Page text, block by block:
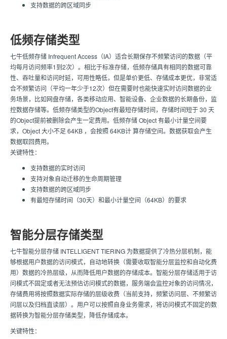
支持数据的跨区域同步
低频存储类型
七牛低频存储 Infrequent Access（IA）适合长期保存不频繁访问的数据（平
均每月访问频率1到2次）。相比于标准存储，低频存储具有相同的数据可靠
性、吞吐量和访问时延，可用性略低，但是单价更低、存储成本更优，非常适
合不频繁访问（平均一年少于12次）但在需要时也能快速实时访问数据的业
务场景，比如网盘存储，各类移动应用、智能设备、企业数据的长期备份，监
控数据存储等。低频存储类型的Object有最短存储时间，存储时间短于 30 天
的Object提前被删除会产生一定费用。低频存储 Object 有最小计量空间要
求，Object 大小不足 64KB ，会按照 64KB计 算存储空间。数据获取会产生
数据取回费用。
关键特性：
支持数据的实时访问
支持对象自动迁移的生命周期管理
支持数据的跨区域同步
有最短存储时间（30天）和最小计量空间（64KB）的要求
智能分层存储类型
七牛智能分层存储 INTELLIGENT TIERING 为数据提供了冷热分层机制，能
够根据用户数据的访问模式，自动地转换（需要收取智能分层监控和自动化费
用）数据的冷热层级，从而降低用户数据的存储成本。智能分层存储适用于访
问模式不固定或者无法预估访问模式的数据，服务端会监控对象的访问情况，
存储费用将按照数据实际存储的层级收费（当前支持，频繁访问层、不频繁访
问层以及归档直读层）。用户可以按照自身业务需求，将访问模式不固定的数
据转换为智能分层存储类型，降低存储成本。
关键特性：